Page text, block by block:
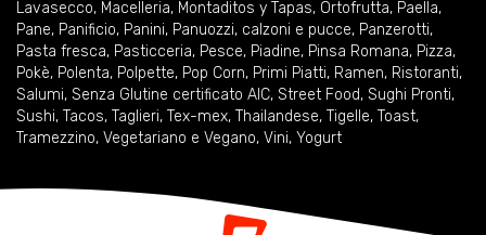
Lavasecco, Macelleria, Montaditos y Tapas, Ortofrutta, Paella,
Pane, Panificio, Panini, Panuozzi, calzoni e pucce, Panzerotti,
Pasta fresca, Pasticceria, Pesce, Piadine, Pinsa Romana, Pizza,
Pokè, Polenta, Polpette, Pop Corn, Primi Piatti, Ramen, Ristoranti,
Salumi, Senza Glutine certificato AIC, Street Food, Sughi Pronti,
Sushi, Tacos, Taglieri, Tex-mex, Thailandese, Tigelle, Toast,
Tramezzino, Vegetariano e Vegano, Vini, Yogurt